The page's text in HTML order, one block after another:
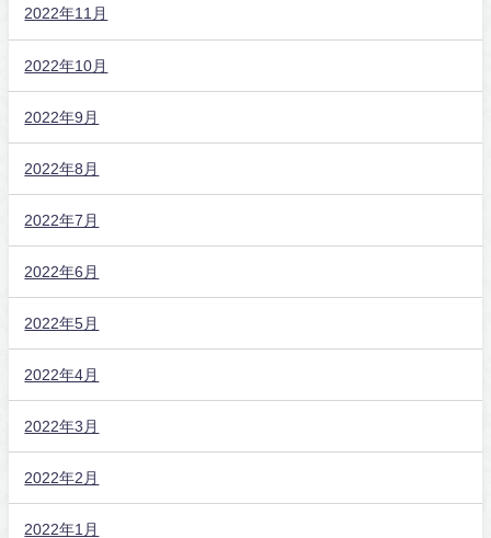
2022年11月
2022年10月
2022年9月
2022年8月
2022年7月
2022年6月
2022年5月
2022年4月
2022年3月
2022年2月
2022年1月